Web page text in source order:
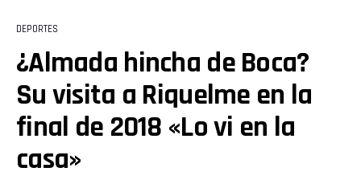
DEPORTES
¿Almada hincha de Boca?
Su visita a Riquelme en la
final de 2018 «Lo vi en la
casa»